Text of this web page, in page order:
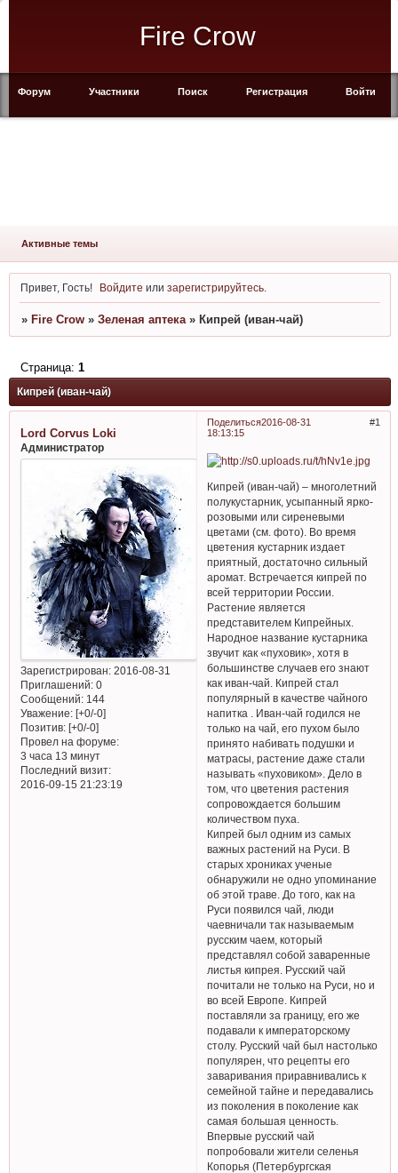
Fire Crow
Форум Участники Поиск Регистрация Войти
Активные темы
Привет, Гость! Войдите илизарегистрируйтесь
» Fire Crow » Зеленая аптека » Кипрей (иван-чай)
Кипрей (иван-чай)
Страница: 1
Поделиться 1
2016-08-31
18:13:15
Lord Corvus Loki
Администратор
Зарегистрирован: 2016-08-31
Приглашений:0
Сообщений:144
Уважение: [+0/-0]
Позитив: [+0/-0]
Провел на форуме:
3 часа 13 минут
Последний визит:
2016-09-15 21:23:19
Кипрей (иван-чай) – многолетний
полукустарник, усыпанный ярко-
розовыми или сиреневыми
цветами (см. фото). Во время
цветения кустарник издает
приятный, достаточно сильный
аромат. Встречается кипрей по
всей территории России.
Растение является
представителем Кипрейных.
Народное название кустарника
звучит как «пуховик», хотя в
большинстве случаев его знают
как иван-чай. Кипрей стал
популярный в качестве чайного
напитка . Иван-чай годился не
только на чай, его пухом было
принято набивать подушки и
матрасы, растение даже стали
называть «пуховиком». Дело в
том, что цветения растения
сопровождается большим
количеством пуха.
Кипрей был одним из самых
важных растений на Руси. В
старых хрониках ученые
обнаружили не одно упоминание
об этой траве. До того, как на
Руси появился чай, люди
чаевничали так называемым
русским чаем, который
представлял собой заваренные
листья кипрея. Русский чай
почитали не только на Руси, но и
во всей Европе. Кипрей
поставляли за границу, его же
подавали к императорскому
столу. Русский чай был настолько
популярен, что рецепты его
заваривания приравнивались к
семейной тайне и передавались
из поколения в поколение как
самая большая ценность.
Впервые русский чай
попробовали жители селенья
Копорья (Петербургская